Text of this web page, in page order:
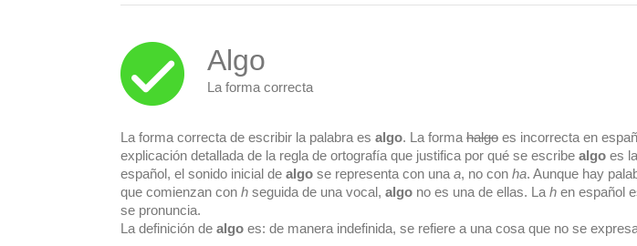
Algo
La forma correcta
La forma correcta de escribir la palabra es algo. La forma halgo es incorrecta en
explicación detallada de la regla de ortografía que justifica por qué se escribe algo es
español, el sonido inicial de algo se representa con una a, no con ha. Aunque hay
que comienzan con h seguida de una vocal, algo no es una de ellas. La h en español
se pronuncia.
La definición de algo es: de manera indefinida, se refiere a una cosa que no se